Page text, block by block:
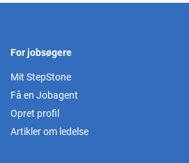
For jobsøgere
Mit StepStone
Få en Jobagent
Opret profil
Artikler om ledelse